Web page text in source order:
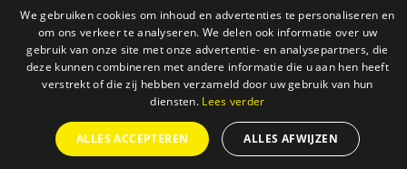
We gebruiken cookies om inhoud en advertenties te personaliseren en
om ons verkeer te analyseren. We delen ook informatie over uw
gebruik van onze site met onze advertentie- en analysepartners, die
deze kunnen combineren met andere informatie die u aan hen heeft
verstrekt of die zij hebben verzameld door uw gebruik van hun
diensten. Lees verder
ALLES ACCEPTEREN ALLES AFWIJZEN